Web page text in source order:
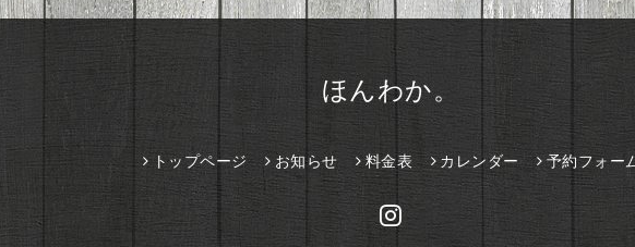
ほんわか。
トップページ お知らせ 料金表 カレンダー 予約フォー